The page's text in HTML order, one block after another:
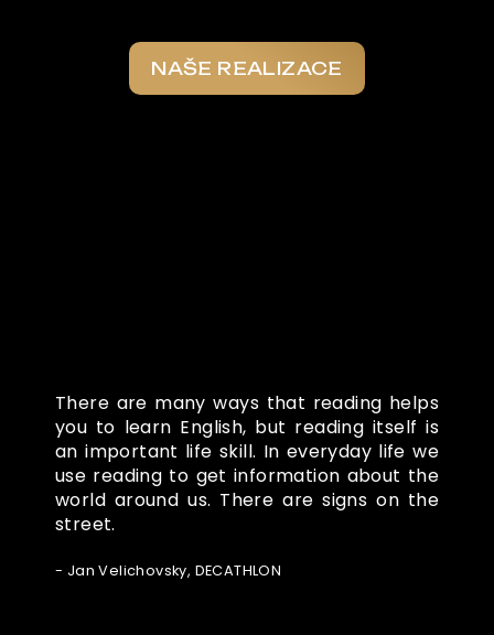
NAŠE REALIZACE
There are many ways that reading helps
you to learn English, but reading itself is
an important life skill. In everyday life we
use reading to get information about the
world around us. There are signs on the
street.
- Jan Velichovsky, DECATHLON